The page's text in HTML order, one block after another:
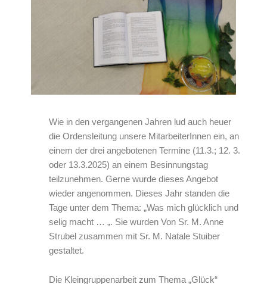
Wie in den vergangenen Jahren lud auch heuer
die Ordensleitung unsere MitarbeiterInnen ein, an
einem der drei angebotenen Termine (11.3.; 12. 3.
oder 13.3.2025) an einem Besinnungstag
teilzunehmen. Gerne wurde dieses Angebot
wieder angenommen. Dieses Jahr standen die
Tage unter dem Thema: „Was mich glücklich und
selig macht … „. Sie wurden Von Sr. M. Anne
Strubel zusammen mit Sr. M. Natale Stuiber
gestaltet.
Die Kleingruppenarbeit zum Thema „Glück“